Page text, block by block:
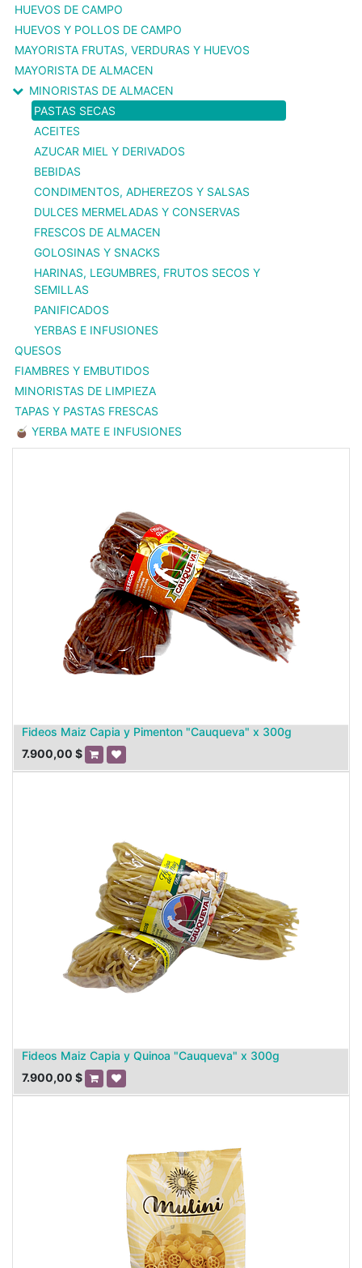
HUEVOS DE CAMPO
HUEVOS Y POLLOS DE CAMPO
MAYORISTA FRUTAS, VERDURAS Y HUEVOS
MAYORISTA DE ALMACEN
MINORISTAS DE ALMACEN
PASTAS SECAS
ACEITES
AZUCAR MIEL Y DERIVADOS
BEBIDAS
CONDIMENTOS, ADHEREZOS Y SALSAS
DULCES MERMELADAS Y CONSERVAS
FRESCOS DE ALMACEN
GOLOSINAS Y SNACKS
HARINAS, LEGUMBRES, FRUTOS SECOS Y
SEMILLAS
PANIFICADOS
YERBAS E INFUSIONES
QUESOS
FIAMBRES Y EMBUTIDOS
MINORISTAS DE LIMPIEZA
TAPAS Y PASTAS FRESCAS
🧉 YERBA MATE E INFUSIONES
Fideos Maiz Capia y Pimenton "Cauqueva" x 300g
7.900,00 $
Fideos Maiz Capia y Quinoa "Cauqueva" x 300g
7.900,00 $